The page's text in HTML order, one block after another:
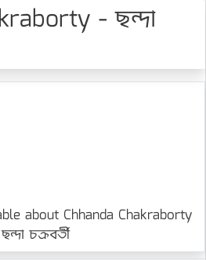
- ছন্দা
about Chhanda Chakraborty
চক্রবর্তী